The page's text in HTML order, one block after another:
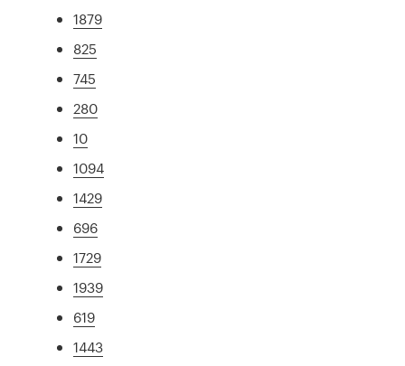
1879
825
745
280
10
1094
1429
696
1729
1939
619
1443